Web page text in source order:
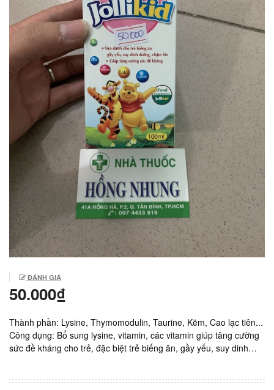
ĐÁNH GIÁ
50.000₫
Thành phần: Lysine, Thymomodulin, Taurine, Kẽm, Cao lạc tiên...
Công dụng: Bổ sung lysine, vitamin, các vitamin giúp tăng cường
sức đề kháng cho trẻ, đặc biệt trẻ biếng ăn, gầy yếu, suy dinh